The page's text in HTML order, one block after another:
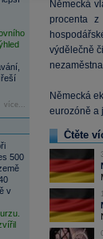
více...
500
v
Německá
procenta
výdělečně
Německá
eurozóně a
Čtěte